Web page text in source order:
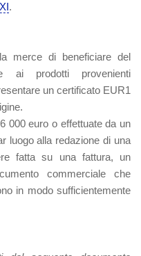
.
merce di beneficiare del
ai prodotti provenienti
un certificato EUR1
000 euro o effettuate da un
luogo alla redazione di una
fatta su una fattura, un
commerciale che
in modo sufficientemente